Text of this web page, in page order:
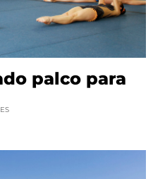
palco para